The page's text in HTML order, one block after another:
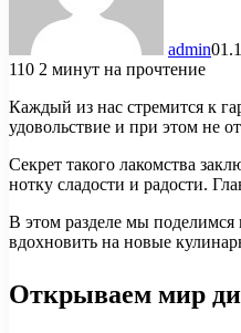
admin
110 2 минут на прочтение
Каждый из нас стремится к
удовольствие и при этом не
Секрет такого лакомства
нотку сладости и радости.
В этом разделе мы поделимся
вдохновить на новые
Открываем мир